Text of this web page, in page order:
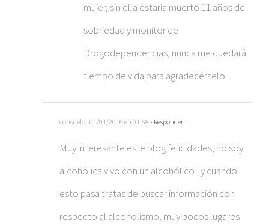
mujer, sin ella estaría muerto 11 años de
sobriedad y monitor de
Drogodependencias, nunca me quedará
tiempo de vida para agradecérselo.
consuelo 01/01/2016 en 01:58 - Responder
Muy interesante este blog felicidades, no soy
alcohólica vivo con un alcohólico , y cuando
esto pasa tratas de buscar información con
respecto al alcoholismo, muy pocos lugares